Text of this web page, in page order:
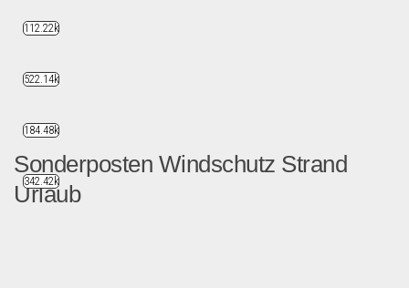
Sonderposten Windschutz Strand
Urlaub
112.22k
522.14k
184.48k
342.42k